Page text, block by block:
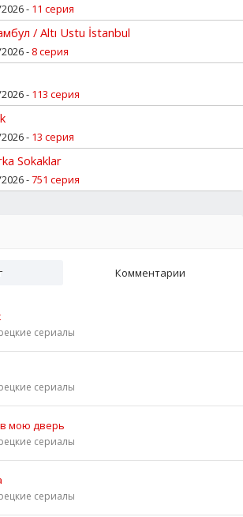
- 11 серия
/ Altı Ustu İstanbul
- 8 серия
- 113 серия
- 13 серия
Sokaklar
-751 серия
Комментарии
сериалы
сериалы
мою дверь
сериалы
сериалы